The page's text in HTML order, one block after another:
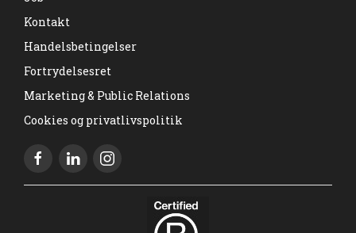
Kontakt
Handelsbetingelser
Fortrydelsesret
Marketing & Public Relations
Cookies og privatlivspolitik